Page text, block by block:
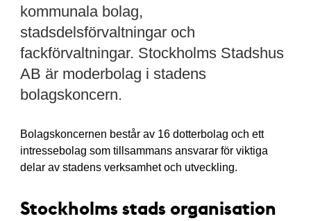
kommunala bolag,
stadsdelsförvaltningar och
fackförvaltningar. Stockholms Stadshus
AB är moderbolag i stadens
bolagskoncern.
Bolagskoncernen består av 16 dotterbolag och ett
intressebolag som tillsammans ansvarar för viktiga
delar av stadens verksamhet och utveckling.
Stockholms stads organisation